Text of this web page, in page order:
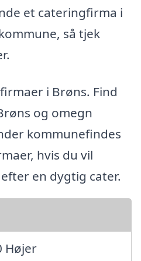
et cateringfirma i
så tjek
i Brøns. Find
og omegn
kommunefindes
hvis du vil
en dygtig cater.
Højer